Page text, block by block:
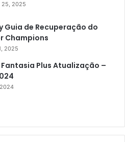
25, 2025
Guia de Recuperação do
Champions
2025
Plus Atualização –